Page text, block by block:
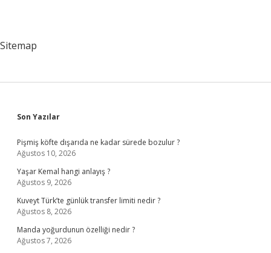
Bedelinin
Zorunlu
Sitemap
Sidebar
Son Yazılar
Pişmiş köfte dışarıda ne kadar sürede bozulur ?
Ağustos 10, 2026
Yaşar Kemal hangi anlayış ?
Ağustos 9, 2026
Kuveyt Türk’te günlük transfer limiti nedir ?
Ağustos 8, 2026
Manda yoğurdunun özelliği nedir ?
Ağustos 7, 2026